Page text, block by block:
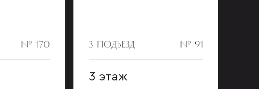
№ 170 3 ПОДЪЕЗД № 91
3 этаж